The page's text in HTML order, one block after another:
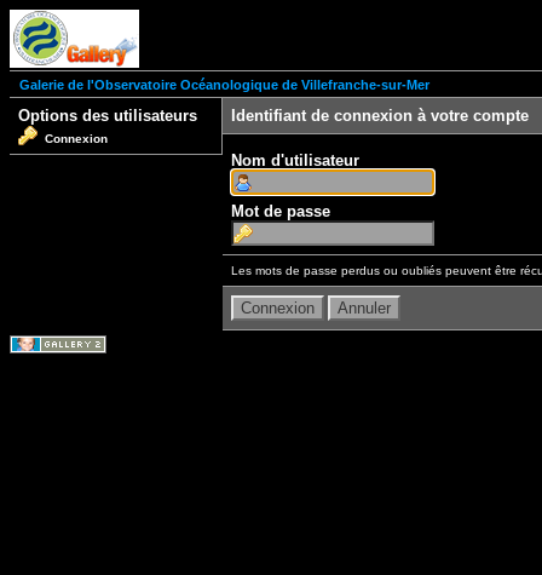
Galerie de l'Observatoire Océanologique de Villefranche-sur-Mer
Options des utilisateurs
Connexion
Identifiant de connexion à votre compte
Nom d'utilisateur
Mot de passe
Les mots de passe perdus ou oubliés peuvent être